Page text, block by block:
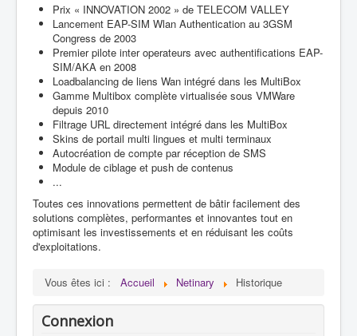
Prix « INNOVATION 2002 » de TELECOM VALLEY
Lancement EAP-SIM Wlan Authentication au 3GSM
Congress de 2003
Premier pilote inter operateurs avec authentifications EAP-
SIM/AKA en 2008
Loadbalancing de liens Wan intégré dans les MultiBox
Gamme Multibox complète virtualisée sous VMWare
depuis 2010
Filtrage URL directement intégré dans les MultiBox
Skins de portail multi lingues et multi terminaux
Autocréation de compte par réception de SMS
Module de ciblage et push de contenus
...
Toutes ces innovations permettent de bâtir facilement des
solutions complètes, performantes et innovantes tout en
optimisant les investissements et en réduisant les coûts
d'exploitations.
Vous êtes ici : Accueil Netinary Historique
Connexion